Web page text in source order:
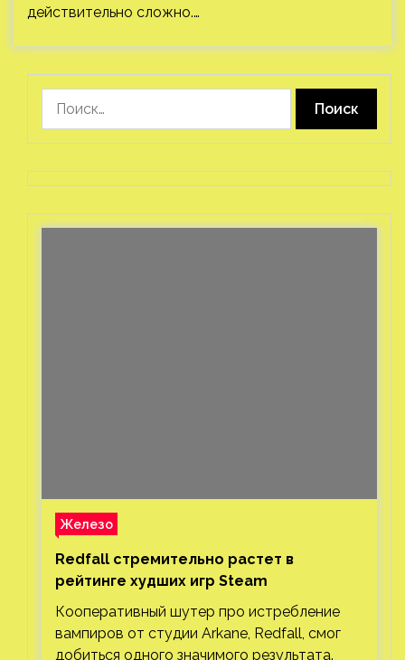
действительно сложно.…
Железо
Redfall стремительно растет в
рейтинге худших игр Steam
Кооперативный шутер про истребление
вампиров от студии Arkane, Redfall, смог
добиться одного значимого результата.